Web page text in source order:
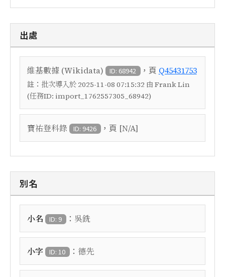
出處
維基數據 (Wikidata) ID: 68942 ，頁 Q45431753
註： 批次導入於 2025-11-08 07:15:32 由 Frank Lin
(任務ID: import_1762557305_68942)
寶祐登科錄 ID: 9426 ，頁 [N/A]
別名
小名 ID: 9 ： 吳銑
小字 ID: 10 ： 德先